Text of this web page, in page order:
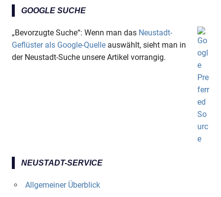
GOOGLE SUCHE
„Bevorzugte Suche“: Wenn man das Neustadt-
Geflüster als Google-Quelle auswählt, sieht man in
der Neustadt-Suche unsere Artikel vorrangig.
NEUSTADT-SERVICE
Allgemeiner Überblick